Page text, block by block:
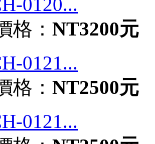
0120...
格： NT3200元
0121...
格： NT2500元
0121...